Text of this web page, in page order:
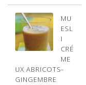
MU
ESL
I
CRÉ
ME
UX ABRICOTS-
GINGEMBRE